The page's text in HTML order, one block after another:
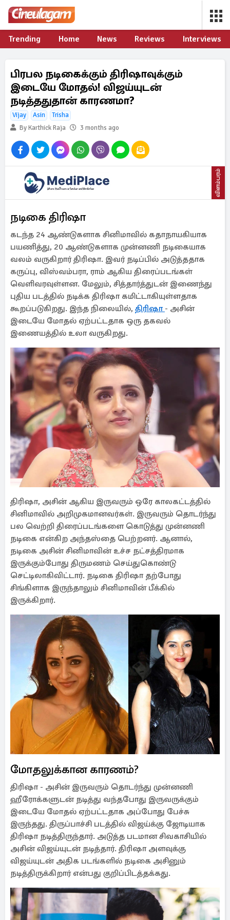
Trending Home News Reviews Interviews
பிரபல நடிகைக்கும் திரிஷாவுக்கும்
இடையே மோதல்! விஜய்யுடன்
நடித்ததுதான் காரணமா?
Vijay Asin
Trisha
By Karthick Raja
3 months ago
விளம்பரம்
நடிகை திரிஷா
கடந்த 24 ஆண்டுகளாக சினிமாவில் கதாநாயகியாக
பயணித்து, 20 ஆண்டுகளாக முன்னணி நடிகையாக
வலம் வருகிறார் திரிஷா. இவர் நடிப்பில் அடுத்ததாக
கருப்பு, விஸ்வம்பரா, ராம் ஆகிய திரைப்படங்கள்
வெளிவரவுள்ளன. மேலும், சித்தார்த்துடன் இணைந்து
புதிய படத்தில் நடிக்க திரிஷா கமிட்டாகியுள்ளதாக
கூறப்படுகிறது. இந்த நிலையில், திரிஷா - அசின்
இடையே மோதல் ஏற்பட்டதாக ஒரு தகவல்
இணையத்தில் உலா வருகிறது.
திரிஷா, அசின் ஆகிய இருவரும் ஒரே காலகட்டத்தில்
சினிமாவில் அறிமுகமானவர்கள். இருவரும் தொடர்ந்து
பல வெற்றி திரைப்படங்களை கொடுத்து முன்னணி
நடிகை என்கிற அந்தஸ்தை பெற்றனர். ஆனால்,
நடிகை அசின் சினிமாவின் உச்ச நட்சத்திரமாக
இருக்கும்போது திருமணம் செய்துகொண்டு
செட்டிலாகிவிட்டார். நடிகை திரிஷா தற்போது
சிங்கிளாக இருந்தாலும் சினிமாவின் பீக்கில்
இருக்கிறார்.
மோதலுக்கான காரணம்?
திரிஷா - அசின் இருவரும் தொடர்ந்து முன்னணி
ஹீரோக்களுடன் நடித்து வந்தபோது இருவருக்கும்
இடையே மோதல் ஏற்பட்டதாக அப்போது பேச்சு
இருந்தது. திருப்பாச்சி படத்தில் விஜய்க்கு ஜோடியாக
திரிஷா நடித்திருந்தார். அடுத்த படமான சிவகாசியில்
அசின் விஜய்யுடன் நடித்தார். திரிஷா அளவுக்கு
விஜய்யுடன் அதிக படங்களில் நடிகை அசினும்
நடித்திருக்கிறார் என்பது குறிப்பிடத்தக்கது.